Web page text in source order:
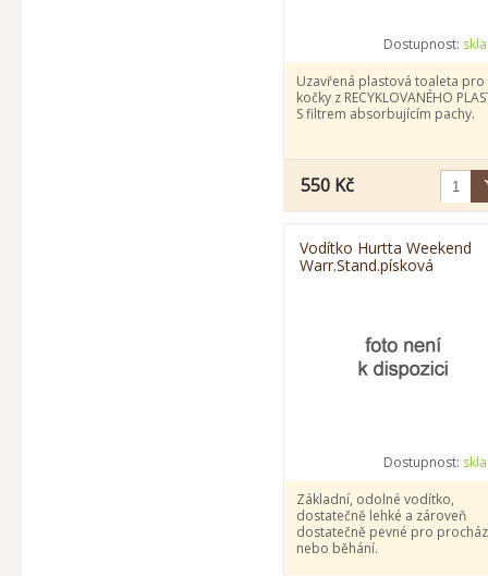
Dostupnost:
Uzavřená plastová toaleta pro
kočky z RECYKLOVANÉHO
S filtrem absorbujícím pachy.
550 Kč
Vodítko Hurtta Weekend
Warr.Stand.písková
Dostupnost:
Základní, odolné vodítko,
dostatečně lehké a zároveň
dostatečně pevné pro
nebo běhání.